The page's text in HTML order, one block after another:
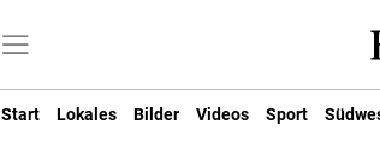
Start Lokales Bilder Videos Sport